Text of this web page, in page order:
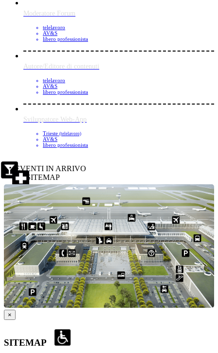
Moderatore Forum
telelavoro
AV&S
libero professionista
Autore/Editore di contenuti
telelavoro
AV&S
libero professionista
Sviluppatore Web-App
Trieste (telelavoro)
AV&S
libero professionista
EVENTI IN ARRIVO
SITEMAP
×
SITEMAP